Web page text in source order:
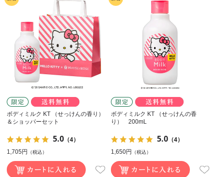
ボディミルク KT （せっけんの香り）
＆ショッパーセット
5.0（4）
1,705円 （税込）
ボディミルク KT （せっけんの香
り） 200mL
5.0 （4）
1,650円 （税込）